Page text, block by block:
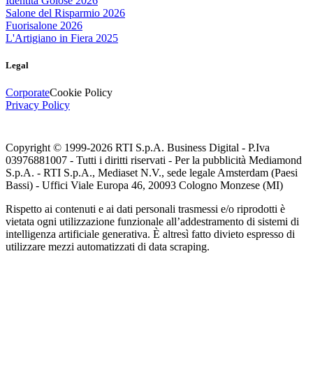
Salone del Risparmio 2026
Fuorisalone 2026
L'Artigiano in Fiera 2025
Legal
CorporateCookie Policy
Privacy Policy
Copyright © 1999-2026 RTI S.p.A. Business Digital - P.Iva
03976881007 - Tutti i diritti riservati - Per la pubblicità Mediamond
S.p.A. - RTI S.p.A., Mediaset N.V., sede legale Amsterdam (Paesi
Bassi) - Uffici Viale Europa 46, 20093 Cologno Monzese (MI)
Rispetto ai contenuti e ai dati personali trasmessi e/o riprodotti è
vietata ogni utilizzazione funzionale all’addestramento di sistemi di
intelligenza artificiale generativa. È altresì fatto divieto espresso di
utilizzare mezzi automatizzati di data scraping.